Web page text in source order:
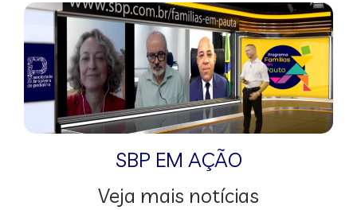
SBP EM AÇÃO
Veja mais notícias